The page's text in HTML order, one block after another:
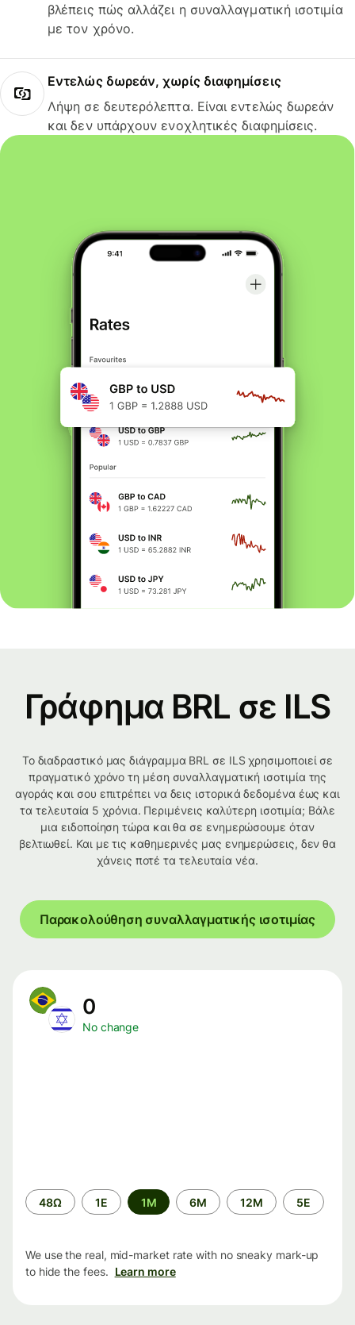
βλέπεις πώς αλλάζει η συναλλαγματική ισοτιμία
με τον χρόνο.
Εντελώς δωρεάν, χωρίς διαφημίσεις
Λήψη σε δευτερόλεπτα. Είναι εντελώς δωρεάν
και δεν υπάρχουν ενοχλητικές διαφημίσεις.
Γράφημα BRL σε ILS
Το διαδραστικό μας διάγραμμα BRL σε ILS χρησιμοποιεί σε
πραγματικό χρόνο τη μέση συναλλαγματική ισοτιμία της
αγοράς και σου επιτρέπει να δεις ιστορικά δεδομένα έως και
τα τελευταία 5 χρόνια. Περιμένεις καλύτερη ισοτιμία; Βάλε
μια ειδοποίηση τώρα και θα σε ενημερώσουμε όταν
βελτιωθεί. Και με τις καθημερινές μας ενημερώσεις, δεν θα
χάνεις ποτέ τα τελευταία νέα.
Παρακολούθηση συναλλαγματικής ισοτιμίας
0
No change
Time
period
48Ω 1Ε 1M 6M 12M 5Ε
We use the real, mid-market rate with no sneaky mark-up
to hide the fees. Learn more